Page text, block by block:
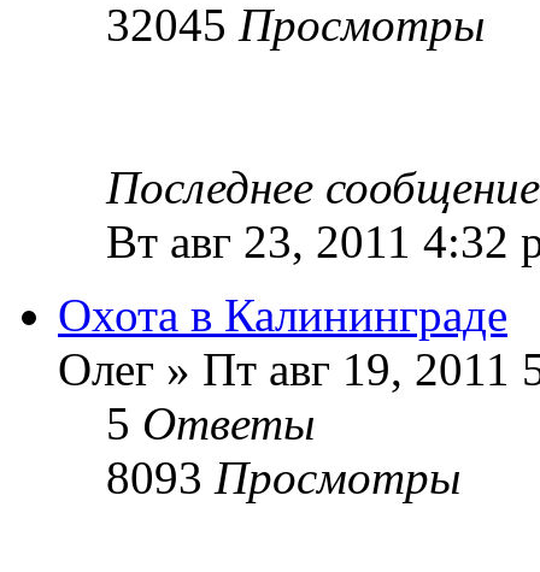
32045 Просмотры
Последнее
Вт авг 23, 2011 4:32
Охота в Калининграде
Олег » Пт авг 19, 2011
5 Ответы
8093 Просмотры